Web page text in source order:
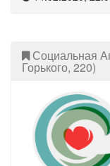
Социальная
Горького, 220)